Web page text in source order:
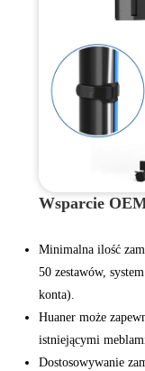
Wsparcie
Minimalna ilość
50 zestawów,
konta).
Huaner może
istniejącymi
Dostosowywanie